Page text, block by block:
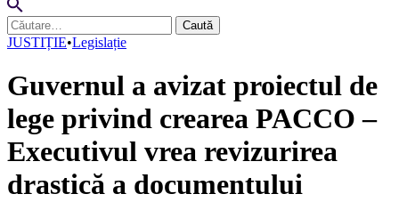
Caută
după:
JUSTIȚIE•Legislație
Guvernul a avizat proiectul de
lege privind crearea PACCO –
Executivul vrea revizurirea
drastică a documentului